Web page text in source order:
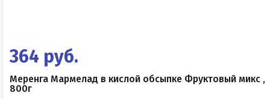
364 руб.
Меренга Мармелад в кислой обсыпке Фруктовый микс ,
800г